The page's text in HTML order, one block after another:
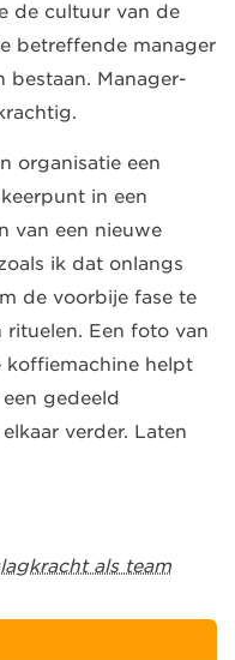
de cultuur van de
betreffende manager
bestaan. Manager-
organisatie een
in een
van een nieuwe
ik dat onlangs
de voorbije fase te
Een foto van
helpt
gedeeld
verder. Laten
als team